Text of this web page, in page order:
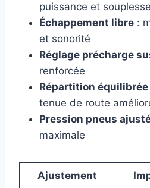
puissance et souplesse
Échappement libre :
et sonorité
Réglage précharge
renforcée
Répartition équilibrée
tenue de route
Pression pneus
maximale
Ajustement